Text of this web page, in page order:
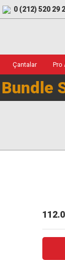
0 (212) 520 29
Çantalar Pro
Bundle